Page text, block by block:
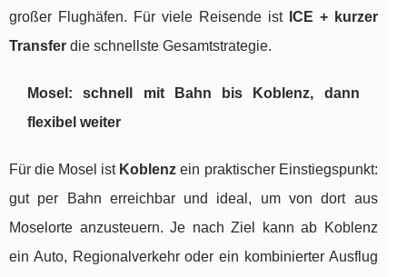
großer Flughäfen. Für viele Reisende ist ICE + kurzer
Transfer die schnellste Gesamtstrategie.
Mosel: schnell mit Bahn bis Koblenz, dann
flexibel weiter
Für die Mosel ist Koblenz ein praktischer Einstiegspunkt:
gut per Bahn erreichbar und ideal, um von dort aus
Moselorte anzusteuern. Je nach Ziel kann ab Koblenz
ein Auto, Regionalverkehr oder ein kombinierter Ausflug